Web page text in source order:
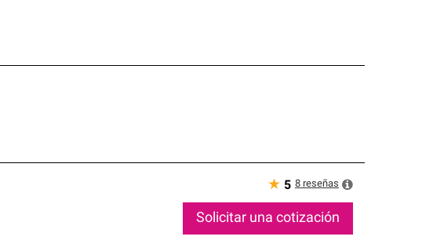
★ 5 8 reseñas
Solicitar una cotización